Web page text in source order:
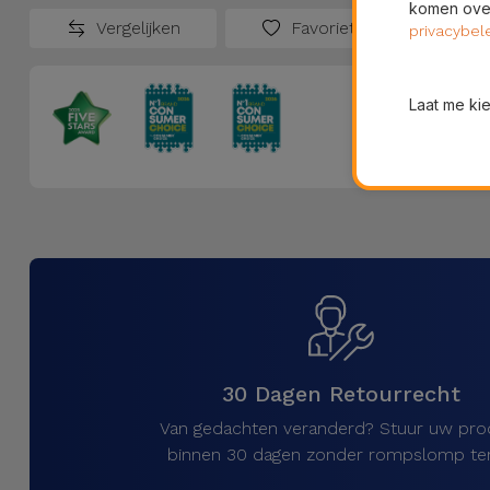
Vergelijken Favorieten
30 Dagen Retourrecht
Van gedachten veranderd? Stuur uw
binnen 30 dagen zonder rompslomp
komen
Laat me